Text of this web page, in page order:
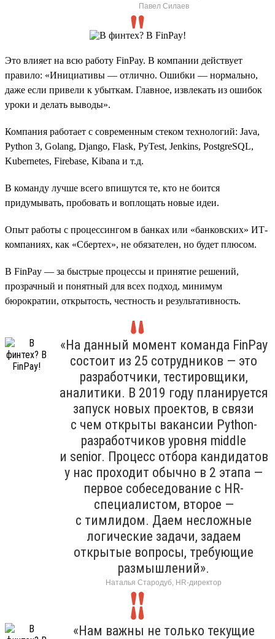
Павел Силаев
Это влияет на всю работу FinPay. В компании действует
правило: «Инициативы — отлично. Ошибки — нормально,
даже если привели к убыткам. Главное, извлекать из ошибок
уроки и делать выводы».
Компания работает с современным стеком технологий: Java,
Python 3, Golang, Django, Flask, PyTest, Jenkins, PostgreSQL,
Kubernetes, Firebase, Kibana и т.д.
В команду лучше всего впишутся те, кто не боится
придумывать, пробовать и воплощать новые идеи.
Опыт работы с процессингом в банках или «банковских» ИТ-
компаниях, как «Сбертех», не обязателен, но будет плюсом.
В FinPay — за быстрые процессы и принятие решений,
прозрачный и понятный для всех подход, минимум
бюрократии, открытость, честность и результативность.
«На данный момент команда FinPay
состоит из 25 сотрудников — это
разработчики, тестировщики,
аналитики. В 2019 году планируется
запуск новых проектов, в связи
с чем открыты вакансии Python-
разработчиков уровня middle
и senior. Процесс отбора кандидатов
у нас проходит обычно в 2 этапа —
первое собеседование с HR-
специалистом, второе —
с тимлидом. Даем несложные
логические задачи, задаем
открытые вопросы, требующие
размышлений».
Наталья Стародуб, HR-директор
«Нам важны не только текущие